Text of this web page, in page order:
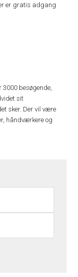
er gratis adgang
3000 besøgende,
sit
sker. Der vil være
håndværkere og